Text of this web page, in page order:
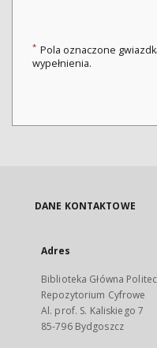
* Pola oznaczone
wypełnienia.
DANE KONTAKTOWE
Adres
Biblioteka Główna
Repozytorium Cyfrowe
Al. prof. S. Kaliskiego 7
85-796 Bydgoszcz